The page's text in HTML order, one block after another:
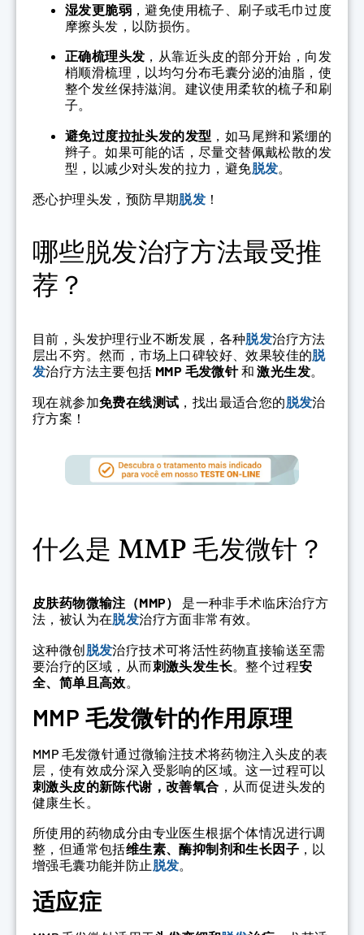
湿发更脆弱 ，避免使用梳子、刷子或毛巾过度
摩擦头发，以防损伤。
正确梳理头发 ，从靠近头皮的部分开始，向发
梢顺滑梳理，以均匀分布毛囊分泌的油脂，使
整个发丝保持滋润。建议使用柔软的梳子和刷
子。
避免过度拉扯头发的发型 ，如马尾辫和紧绷的
辫子。如果可能的话，尽量交替佩戴松散的发
型，以减少对头发的拉力，避免脱发。
悉心护理头发，预防早期脱发 ！
哪些脱发治疗方法最受推
荐？
目前，头发护理行业不断发展，各种脱发治疗方法
层出不穷。然而，市场上口碑较好、效果较佳的脱
发治疗方法主要包括 MMP 毛发微针和激光生发。
现在就参加免费在线测试 ，找出最适合您的脱发治
疗方案！
什么是 MMP 毛发微针？
皮肤药物微输注（MMP）
是一种非手术临床治疗方
法，被认为在脱发治疗方面非常有效。
这种微创脱发治疗技术可将活性药物直接输送至需
要治疗的区域，从而刺激头发生长 。整个过程安
全、简单且高效
MMP 毛发微针的作用原理
MMP 毛发微针通过微输注技术将药物注入头皮的表
层，使有效成分深入受影响的区域。这一过程可以
刺激头皮的新陈代谢，改善氧合 ，从而促进头发的
健康生长。
所使用的药物成分由专业医生根据个体情况进行调
整，但通常包括维生素、酶抑制剂和生长因子 ，以
增强毛囊功能并防止 脱发。
适应症